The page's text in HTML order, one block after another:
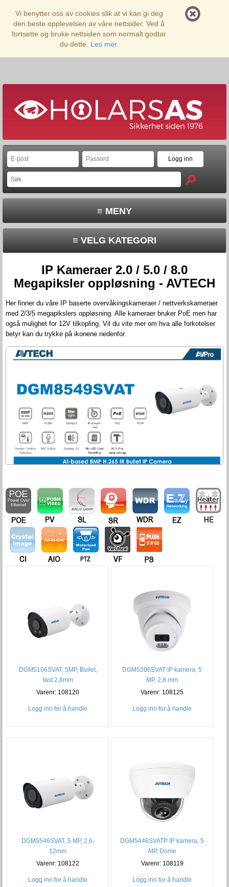
Vi benytter oss av cookies slik at vi kan gi deg
den beste opplevelsen av våre nettsider. Ved å
fortsette og bruke nettsiden som normalt godtar
du dette. Les mer.
≡ MENY
≡ VELG KATEGORI
IP Kameraer 2.0 / 5.0 / 8.0
Megapiksler oppløsning - AVTECH
Her finner du våre IP baserte overvåkingskameraer / nettverkskameraer
med 2/3/5 megapikslers oppløsning. Alle kameraer bruker PoE men har
også mulighet for 12V tilkopling. Vil du vite mer om hva alle forkotelser
betyr kan du trykke på ikonene nedenfor.
DGM5106SVAT, 5MP, Bullet,
fast 2,8mm
Varenr: 108120
Logg inn for å handle
DGM5206SVAT IP kamera, 5
MP, 2,8 mm
Varenr: 108125
Logg inn for å handle
DGM5546SVAT, 5 MP, 2,6-
12mm
Varenr: 108122
Logg inn for å handle
DGM5446SVATP IP kamera, 5
MP, Dome
Varenr: 108119
Logg inn for å handle